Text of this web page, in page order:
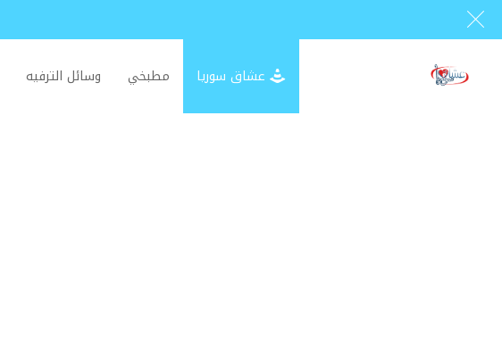
عشاق سوريا مطبخي وسائل الترفيه